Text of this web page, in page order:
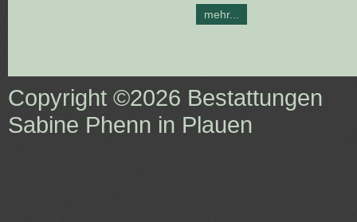
mehr...
Copyright ©2026 Bestattungen
Sabine Phenn in Plauen